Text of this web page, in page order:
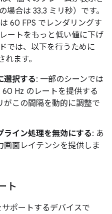
合は 33.3 ミリ秒）です。
60 FPS でレンダリングす
ートをもっと低い値に下げ
では、以下を行うために
ます。
選択する: 一部のシーンでは
Hz のレートを提供する
がこの間隔を動的に調整で
イン処理を無効にする: あ
画面レイテンシを提供しま
ト
ポートするデバイスで